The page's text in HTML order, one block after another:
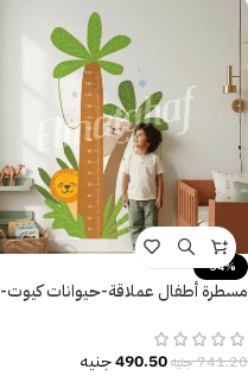
-34%
مسطرة أطفال عملاقة-حيوانات كيوت-
741.20جنيه490.50جنيه